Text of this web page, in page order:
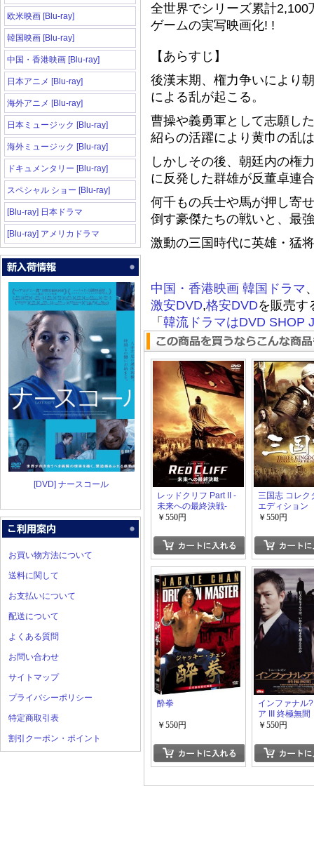
欧米映画 [Blu-ray]
韓国映画 [Blu-ray]
中国・香港映画 [Blu-ray]
日本アニメ [Blu-ray]
海外アニメ [Blu-ray]
日本ミュージック [Blu-ray]
海外ミュージック [Blu-ray]
ドキュメンタリー [Blu-ray]
スペシャル ショー [Blu-ray]
[Blu-ray] 日本ドラマ
[Blu-ray] アメリカドラマ
[DVD] ナースコール
お買い物方法について
送料に関して
お支払いについて
配送について
よくある質問
お問い合わせ
サイトマップ
プライバシーポリシー
特定商取引表
割引クーポン・ポイント
全世界でシリーズ累計
ゲームの実写映画化! !
【あらすじ】
後漢末期、権力争いにより
による乱が起こる。
曹操や義勇軍として志願し
紹らの活躍により黄巾の乱
しかしその後、朝廷内の権
に反発した群雄が反董卓連
何千もの兵士や馬が押し寄
倒す豪傑たちの戦いと、最
激動の三国時代に英雄 ・ 猛
中国・香港映画 韓国ドラマ
激安DVD,格安DVDを販売す
「 韓流ドラマはDVD SHOP
レッドクリフ Part II -
未来への最終決戦-
￥550円
三国志 コレク
エディション
￥550円
酔拳
￥550円
インファナル
ア III 終極無間
￥550円